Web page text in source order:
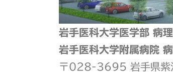
岩手医科大学医学部 病
岩手医科大学附属病院
〒028-3695 岩手県紫